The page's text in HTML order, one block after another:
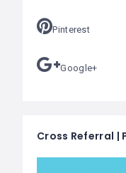
Pinterest
Google+
Cross Referral